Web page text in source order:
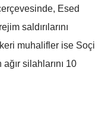
Esed
saldırılarını
muhalifler ise Soçi
silahlarını 10